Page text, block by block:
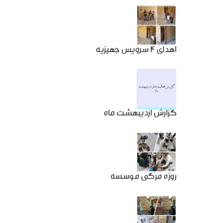
اهدای 4 سرویس جهیزیه
گزارش اردیبهشت ماه
روزه مرگی موسسه